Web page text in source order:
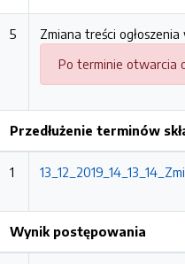
5
Zmiana treści
Po terminie otwarcia
Przedłużenie terminów
1
Wynik postępowania